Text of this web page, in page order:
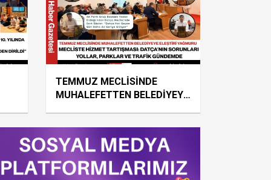
KABOTAJ’IN
100. YILINA
YAKIŞAN
COŞKU
BAYRAĞI ALDI,
ÖDÜLÜ ALİ
EREN’E
ARMAĞAN
ETTİ
TEMMUZ MECLİSİNDE
MUHALEFETTEN BELEDİYEYE